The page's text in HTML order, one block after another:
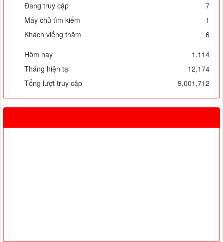
Đang truy cập
7
Máy chủ tìm kiếm
1
Khách viếng thăm
6
Hôm nay
1,114
Tháng hiện tại
12,174
Tổng lượt truy cập
9,001,712